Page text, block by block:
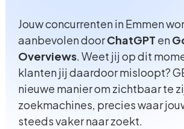
Jouw concurrenten in Emmen
aanbevolen doorChatGPT en
Overviews. Weet jij op dit
klanten jij daardoor misloopt?
nieuwe manier om zichtbaar te
zoekmachines, precies waar
steeds vaker naar zoekt.